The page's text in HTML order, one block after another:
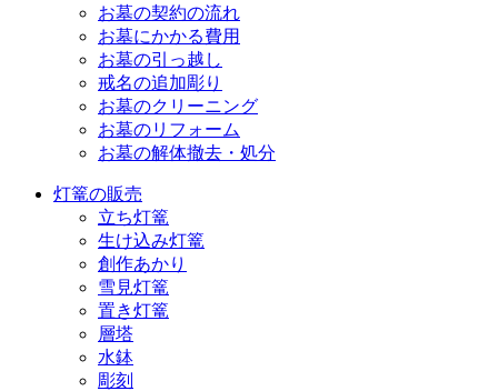
お墓の契約の流れ
お墓にかかる費用
お墓の引っ越し
戒名の追加彫り
お墓のクリーニング
お墓のリフォーム
お墓の解体撤去・処分
灯篭の販売
立ち灯篭
生け込み灯篭
創作あかり
雪見灯篭
置き灯篭
層塔
水鉢
彫刻